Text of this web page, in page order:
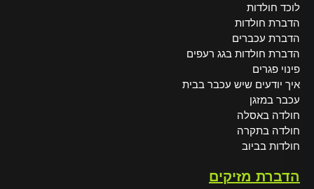
לוכד חולדות
הדברת חולדות
הדברת עכברים
הדברת חולדות בגג רעפים
פינוי פגרים
איך יודעים שיש עכבר בבית
עכבר במזגן
חולדה באסלה
חולדה בתקרה
חולדות בביוב
הדברת מזיקים